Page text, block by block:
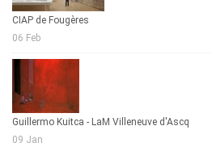
CIAP de Fougères
06 Feb
Guillermo Kuitca - LaM Villeneuve d'Ascq
09 Jan